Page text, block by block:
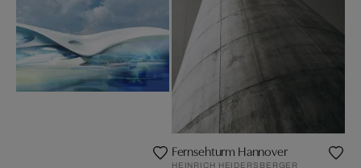
Fernsehturm Hannover
HEINRICH HEIDERSBERGER